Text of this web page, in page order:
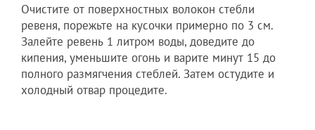
Очистите от поверхностных волокон стебли
ревеня, порежьте на кусочки примерно по 3 см.
Залейте ревень 1 литром воды, доведите до
кипения, уменьшите огонь и варите минут 15 до
полного размягчения стеблей. Затем остудите и
холодный отвар процедите.